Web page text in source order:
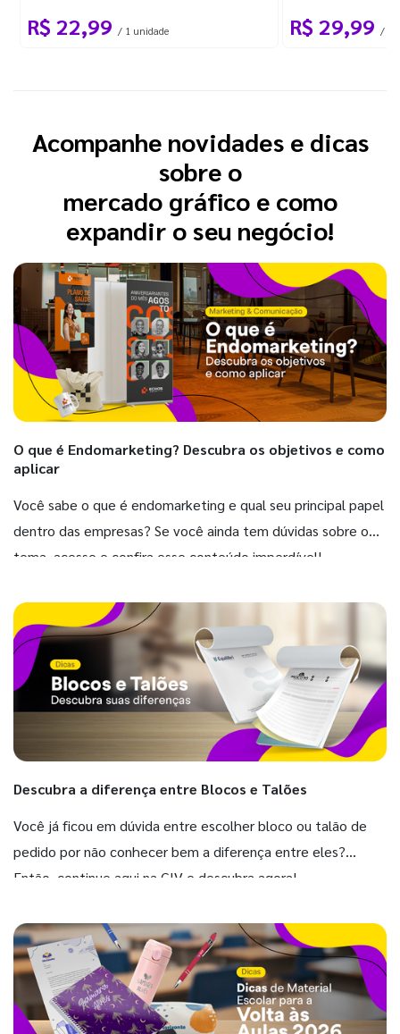
R$ 22,99 / 1 unidade R$ 29,99 / 1
Acompanhe novidades e dicas
sobre o
mercado gráfico e como
expandir o seu negócio!
O que é Endomarketing? Descubra os objetivos e como
aplicar
Você sabe o que é endomarketing e qual seu principal papel
dentro das empresas? Se você ainda tem dúvidas sobre o
tema, acesse e confira esse conteúdo imperdível!
Descubra a diferença entre Blocos e Talões
Você já ficou em dúvida entre escolher bloco ou talão de
pedido por não conhecer bem a diferença entre eles?
Então, continue aqui na GIV e descubra agora!